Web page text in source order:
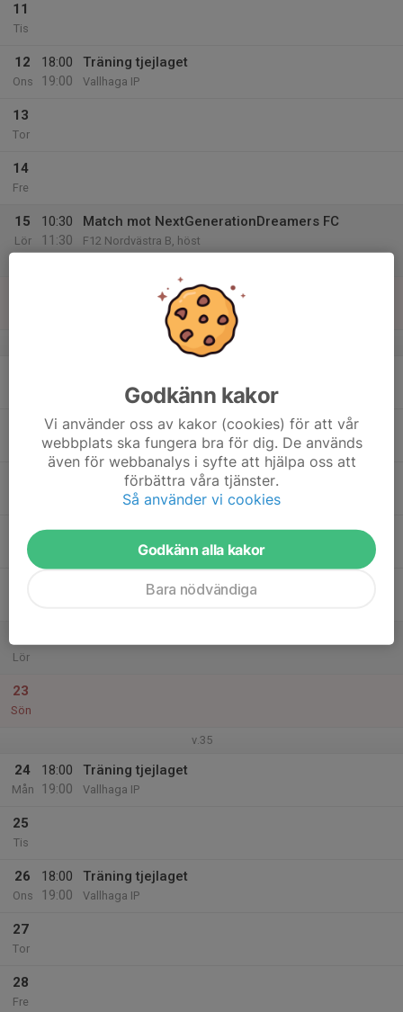
11
Tis
12
Ons
18:00
19:00
Träning tjejlaget
Vallhaga IP
13
Tor
14
Fre
15
Lör
10:30
11:30
Match mot NextGenerationDreamers FC
F12 Nordvästra B, höst
v.34
Vallhaga IP
Träning tjejlaget
Vallhaga IP
Tor
Lör
23
Sön
v.35
24
Mån
18:00
19:00
Träning tjejlaget
Vallhaga IP
25
Tis
26
Ons
18:00
19:00
Träning tjejlaget
Vallhaga IP
27
Tor
28
Fre
Godkänn kakor
Vi använder oss av kakor (cookies) för att vår
webbplats ska fungera bra för dig. De används
även för webbanalys i syfte att hjälpa oss att
förbättra våra tjänster.
Så använder vi cookies
Godkänn alla kakor
Bara nödvändiga